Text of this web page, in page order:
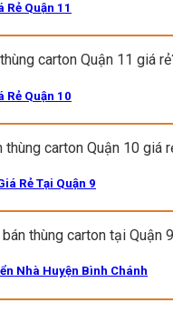
Rẻ Quận 11
carton Quận 11 giá
Rẻ Quận 10
carton Quận 10 giá
Rẻ Tại Quận 9
thùng carton tại Quận
Nhà Huyện Bình Chánh